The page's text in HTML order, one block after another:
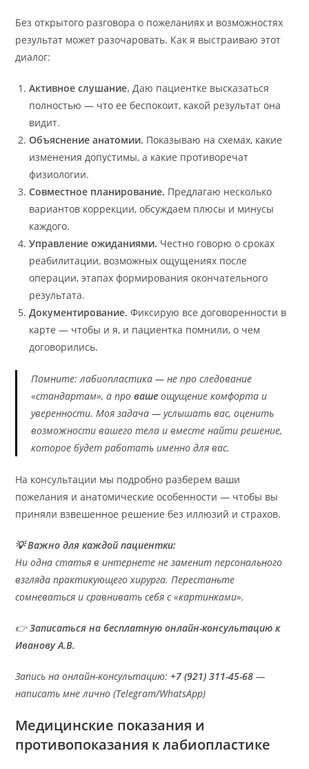
Без открытого разговора о пожеланиях и возможностях
результат может разочаровать. Как я выстраиваю этот
диалог:
Активное слушание. Даю пациентке высказаться
полностью — что ее беспокоит, какой результат она
видит.
Объяснение анатомии. Показываю на схемах, какие
изменения допустимы, а какие противоречат
физиологии.
Совместное планирование. Предлагаю несколько
вариантов коррекции, обсуждаем плюсы и минусы
каждого.
Управление ожиданиями. Честно говорю о сроках
реабилитации, возможных ощущениях после
операции, этапах формирования окончательного
результата.
Документирование. Фиксирую все договоренности в
карте — чтобы и я, и пациентка помнили, о чем
договорились.
Помните: лабиопластика — не про следование
«стандартам», а проваше ощущение комфорта и
уверенности. Моя задача — услышать вас, оценить
возможности вашего тела и вместе найти решение,
которое будет работать именно для вас.
На консультации мы подробно разберем ваши
пожелания и анатомические особенности — чтобы вы
приняли взвешенное решение без иллюзий и страхов.
💡 Важно для каждой пациентки:
Ни одна статья в интернете не заменит персонального
взгляда практикующего хирурга. Перестаньте
сомневаться и сравнивать себя с «картинками».
👉Записаться на бесплатную онлайн-консультацию к
Иванову А.В.
Запись на онлайн-консультацию:+7 (921) 311-45-68 —
написать мне лично (Telegram/WhatsApp)
Медицинские показания и
противопоказания к лабиопластике